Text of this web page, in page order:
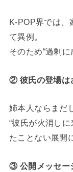
K-POP界では、
て異例。
そのため“過剰に
② 彼氏の登場は
姉本人ならまだ
“彼氏が火消し
たことない展開
③ 公開メッセー